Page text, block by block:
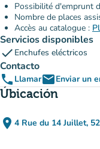
Possibilité d'emprunt
Nombre de places
Accès au catalogue :
Servicios disponibles
check Enchufes eléctricos
Contacto
phone LlamaremailEnviar un
Úbicación
place 4 Rue du 14 Juillet,